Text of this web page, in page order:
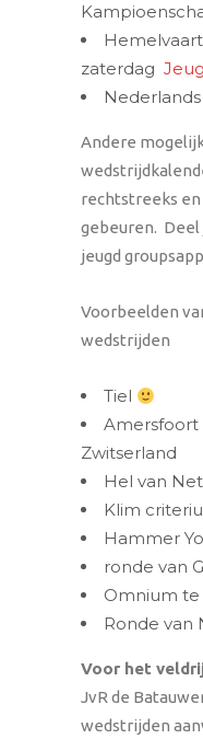
zaterdag
Andere
rechtstreeks
gebeuren. Deel
jeugd
Voorbeelden
wedstrijden
Tiel
Amersfoort
Zwitserland
Hel van
Klim
Hammer
ronde van
Omnium te
Ronde van
Voor het
JvR de
wedstrijden